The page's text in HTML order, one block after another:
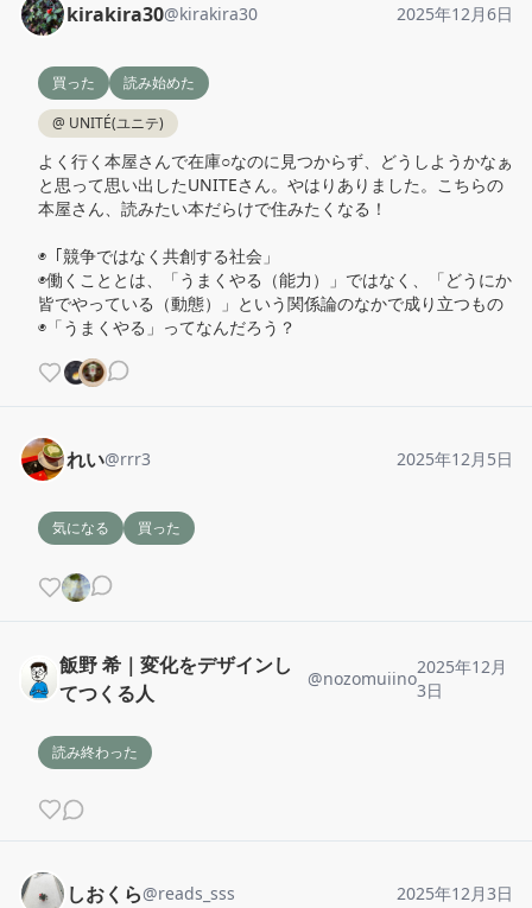
kirakira30@kirakira30 2025年12月6日
買った
読み始めた
@ UNITÉ(ユニテ)
よく行く本屋さんで在庫○なのに見つからず、どうしようかなぁ
と思って思い出したUNITEさん。やはりありました。こちらの
本屋さん、読みたい本だらけで住みたくなる！
◉「競争ではなく共創する社会」
◉働くこととは、「うまくやる（能力）」ではなく、「どうにか
皆でやっている（動態）」という関係論のなかで成り立つもの
◉「うまくやる」ってなんだろう？
れい@rrr3 2025年12月5日
気になる 買った
飯野 希｜変化をデザインし
てつくる人
@nozomuiino
2025年12月
3日
読み終わった
しおくら@reads_sss 2025年12月3日